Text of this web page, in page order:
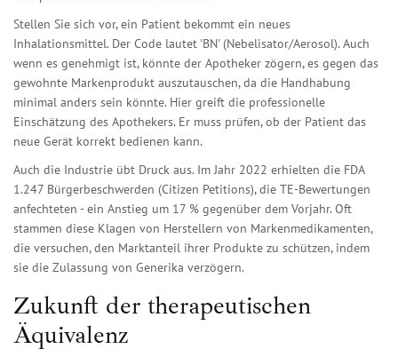
Stellen Sie sich vor, ein Patient bekommt ein neues
Inhalationsmittel. Der Code lautet 'BN' (Nebelisator/Aerosol). Auch
wenn es genehmigt ist, könnte der Apotheker zögern, es gegen das
gewohnte Markenprodukt auszutauschen, da die Handhabung
minimal anders sein könnte. Hier greift die professionelle
Einschätzung des Apothekers. Er muss prüfen, ob der Patient das
neue Gerät korrekt bedienen kann.
Auch die Industrie übt Druck aus. Im Jahr 2022 erhielten die FDA
1.247 Bürgerbeschwerden (Citizen Petitions), die TE-Bewertungen
anfechteten - ein Anstieg um 17 % gegenüber dem Vorjahr. Oft
stammen diese Klagen von Herstellern von Markenmedikamenten,
die versuchen, den Marktanteil ihrer Produkte zu schützen, indem
sie die Zulassung von Generika verzögern.
Zukunft der therapeutischen
Äquivalenz